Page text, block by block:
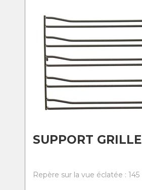
SUPPORT GRILLE
Repère sur la vue éclatée : 145